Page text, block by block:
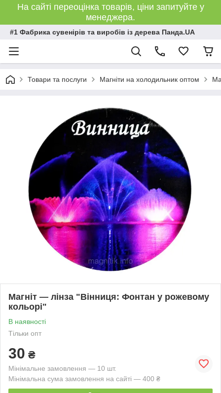
На сайті переоцінка товарів, ціни запитуйте у
менеджера.
#1 Фабрика сувенірів та виробів із дерева Панда.UA
Товари та послуги Магніти на холодильник оптом
Магніт — лінза "Вінниця: Фонтан у рожевому
кольорі"
В наявності
Тільки опт
30 ₴
Мінімальне замовлення — 10 шт.
Мінімальна сума замовлення на сайті — 400 ₴